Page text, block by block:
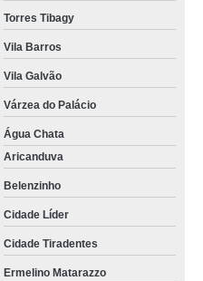
Torres Tibagy
Vila Barros
Vila Galvão
Várzea do Palácio
Água Chata
Aricanduva
Belenzinho
Cidade Líder
Cidade Tiradentes
Ermelino Matarazzo